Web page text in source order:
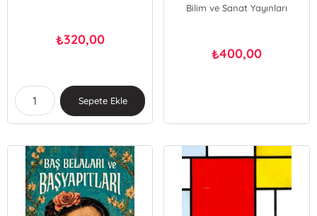
₺320,00
Sepete Ekle
Bilim ve Sanat Yayınları
₺400,00